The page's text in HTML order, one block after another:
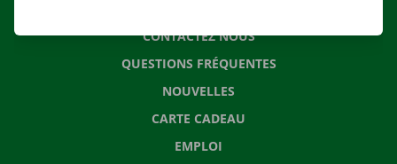
CONTACTEZ NOUS
QUESTIONS FRÉQUENTES
NOUVELLES
CARTE CADEAU
EMPLOI